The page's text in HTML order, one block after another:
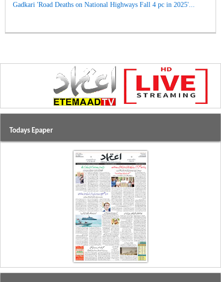
Gadkari 'Road Deaths on National Highways Fall 4 pc in 2025'...
Todays Epaper